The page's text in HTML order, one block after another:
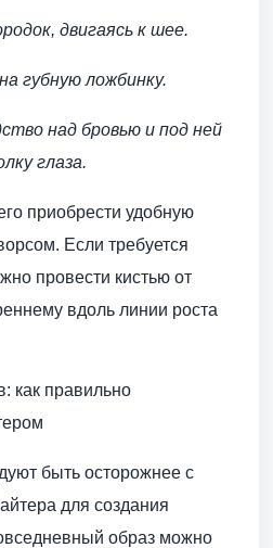
двигаясь к шее.
губную ложбинку.
над бровью и под ней
глаза.
приобрести удобную
Если требуется
провести кистью от
вдоль линии роста
как правильно
быть осторожнее с
для создания
образ можно